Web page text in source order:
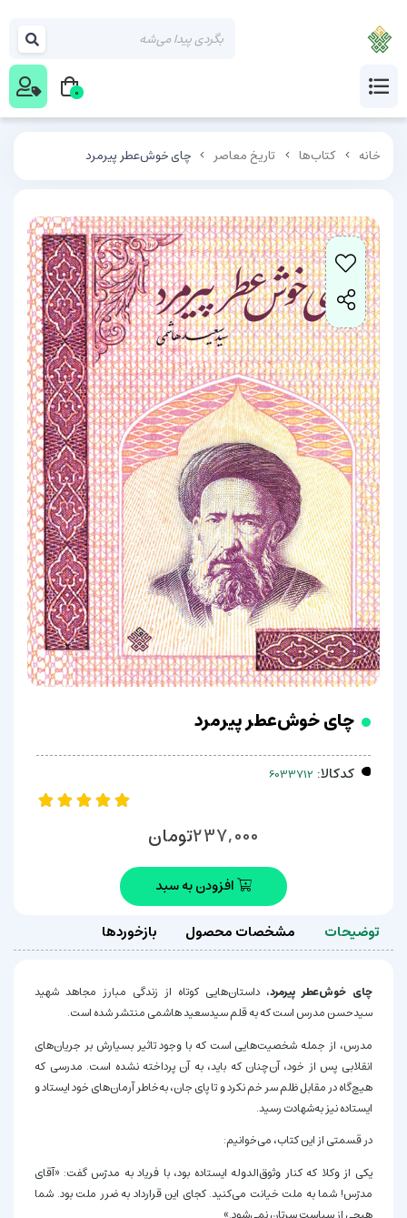
خانه کتاب‌ها تاریخ معاصر چای خوش‌عطر پیرمرد
چای خوش‌عطر پیرمرد
کدکالا:
237,000تومان
افزودن به سبد
توضیحات مشخصات محصول بازخوردها
چای خوش‌عطر پیرمرد، داستان‌هایی کوتاه از زندگی مبارز مجاهد شهید
سیدحسن مدرس است که به قلم سیدسعید هاشمی منتشر شده است.
مدرس، از جمله شخصیت‌هایی است که با وجود تاثیر بسیارش بر جریان‌های
انقلابی پس از خود، آن‌چنان که باید، به آن پرداخته نشده است. مدرسی که
هیچ‌گاه در مقابل ظلم سر خم نکرد و تا پای جان، به‌خاطر آرمان‌های خود ایستاد و
ایستاده نیز به‌شهادت رسید.
در قسمتی از این کتاب، می‌خوانیم:
یکی از وکلا که کنار وثوق‌الدوله ایستاده بود، با فریاد به مدرّس گفت: «آقای
مدرّس! شما به ملت خیانت می‌کنید. کجای این قرارداد به ضرر ملت بود. شما
0